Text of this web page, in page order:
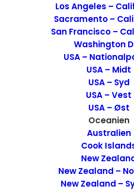
Los Angeles –
Sacramento –
San Francisco –
Washington
USA –
USA – Midt
USA – Syd
USA – Vest
USA – Øst
Oceanien
Australien
Cook
New
New Zealand –
New Zealand –
Oplevelser i Wellington – New
New Zealand - Nordøen, New